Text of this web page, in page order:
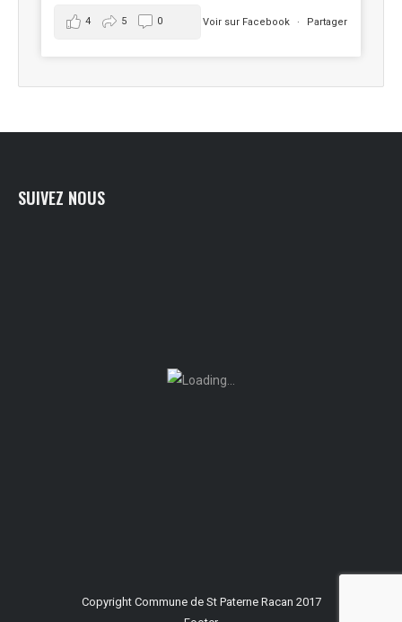
Voir sur Facebook · Partager
4 5 0
SUIVEZ NOUS
Copyright Commune de St Paterne Racan 2017